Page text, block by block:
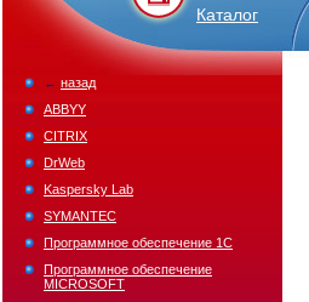
Каталог
← назад
ABBYY
CITRIX
DrWeb
Kaspersky Lab
SYMANTEC
Программное обеспечение 1С
Программное обеспечение
MICROSOFT